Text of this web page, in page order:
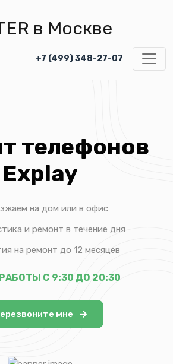
+7 (499) 348-27-07
телефонов
Explay
на дом или в офис
и ремонт в течение дня
на ремонт до 12 месяцев
С 9:30 ДО 20:30
мне